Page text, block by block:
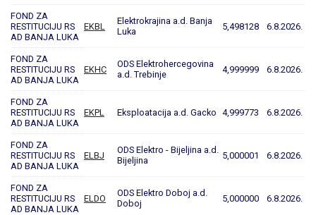
FOND ZA
RESTITUCIJU RS
AD BANJA LUKA
EKBL
Elektrokrajina a.d. Banja
Luka
5,498128 6.8.2026.
FOND ZA
RESTITUCIJU RS
AD BANJA LUKA
EKHC
ODS Elektrohercegovina
a.d. Trebinje
4,999999 6.8.2026.
FOND ZA
RESTITUCIJU RS
AD BANJA LUKA
EKPL Eksploatacija a.d. Gacko 4,999773 6.8.2026.
FOND ZA
RESTITUCIJU RS
AD BANJA LUKA
ELBJ
ODS Elektro - Bijeljina a.d.
Bijeljina
5,000001 6.8.2026.
FOND ZA
RESTITUCIJU RS
AD BANJA LUKA
ELDO
ODS Elektro Doboj a.d.
Doboj
5,000000 6.8.2026.